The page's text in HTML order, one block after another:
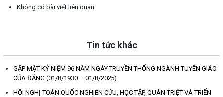
Không có bài viết liên quan
Tin tức khác
GẶP MẶT KỶ NIỆM 96 NĂM NGÀY TRUYỀN THỐNG NGÀNH TUYÊN GIÁO
CỦA ĐẢNG (01/8/1930 – 01/8/2025)
HỘI NGHỊ TOÀN QUỐC NGHIÊN CỨU, HỌC TẬP, QUÁN TRIỆT VÀ TRIỂN